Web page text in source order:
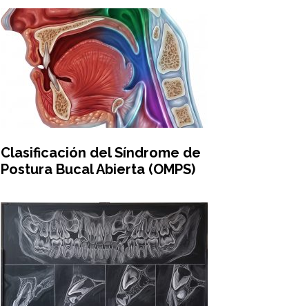
Clasificación del Síndrome de
Postura Bucal Abierta (OMPS)